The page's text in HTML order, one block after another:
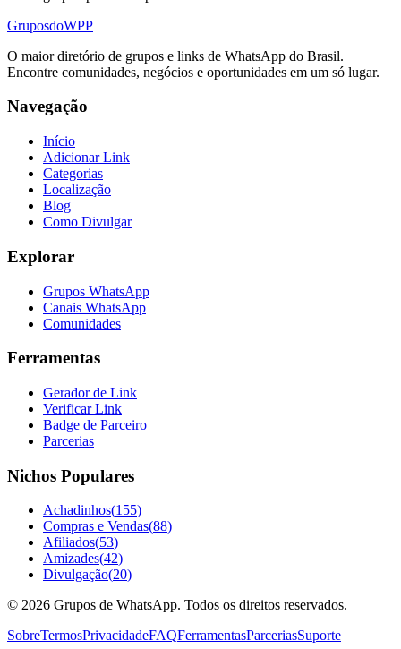
GruposdoWPP
O maior diretório de grupos e links de WhatsApp do Brasil.
Encontre comunidades, negócios e oportunidades em um só lugar.
Navegação
Início
Adicionar Link
Categorias
Localização
Blog
Como Divulgar
Explorar
Grupos WhatsApp
Canais WhatsApp
Comunidades
Ferramentas
Gerador de Link
Verificar Link
Badge de Parceiro
Parcerias
Nichos Populares
Achadinhos(155)
Compras e Vendas(88)
Afiliados(53)
Amizades(42)
Divulgação(20)
© 2026 Grupos de WhatsApp. Todos os direitos reservados.
SobreTermosPrivacidadeFAQFerramentasParceriasSuporte